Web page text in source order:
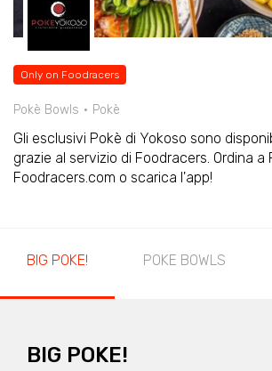
Only on Foodracers
Pokè Bowls Pokè
Gli esclusivi Pokè di Yokoso sono
grazie al servizio di Foodracers. Ordina a
Foodracers.com o scarica l'app!
BIG POKE! POKE BOWLS
BIG POKE!